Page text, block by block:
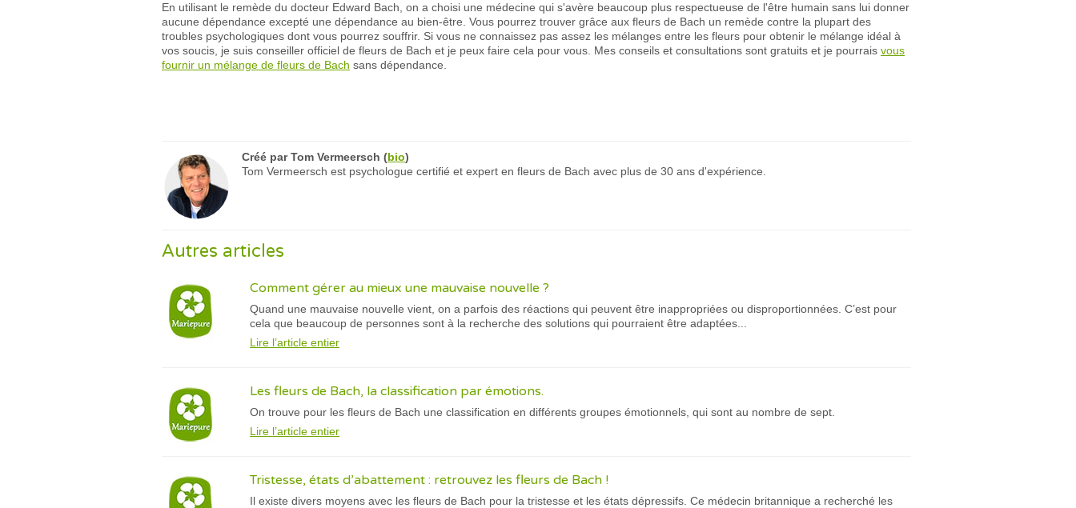
En utilisant le remède du docteur Edward Bach, on a choisi une médecine qui s'avère beaucoup plus respectueuse de l'être humain sans lui donner
aucune dépendance excepté une dépendance au bien-être. Vous pourrez trouver grâce aux fleurs de Bach un remède contre la plupart des
troubles psychologiques dont vous pourrez souffrir. Si vous ne connaissez pas assez les mélanges entre les fleurs pour obtenir le mélange idéal à
vos soucis, je suis conseiller officiel de fleurs de Bach et je peux faire cela pour vous. Mes conseils et consultations sont gratuits et je pourrais vous
fournir un mélange de fleurs de Bach sans dépendance.
Créé parTom Vermeersch (bio)
Tom Vermeersch est psychologue certifié et expert en fleurs de Bach avec plus de 30 ans d'expérience.
Autres articles
Comment gérer au mieux une mauvaise nouvelle ?
Quand une mauvaise nouvelle vient, on a parfois des réactions qui peuvent être inappropriées ou disproportionnées. C’est pour
cela que beaucoup de personnes sont à la recherche des solutions qui pourraient être adaptées...
Lire l’article entier
Les fleurs de Bach, la classification par émotions.
On trouve pour les fleurs de Bach une classification en différents groupes émotionnels, qui sont au nombre de sept.
Lire l’article entier
Tristesse, états d’abattement : retrouvez les fleurs de Bach !
Il existe divers moyens avec les fleurs de Bach pour la tristesse et les états dépressifs. Ce médecin britannique a recherché les